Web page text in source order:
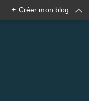
+ Créer mon blog